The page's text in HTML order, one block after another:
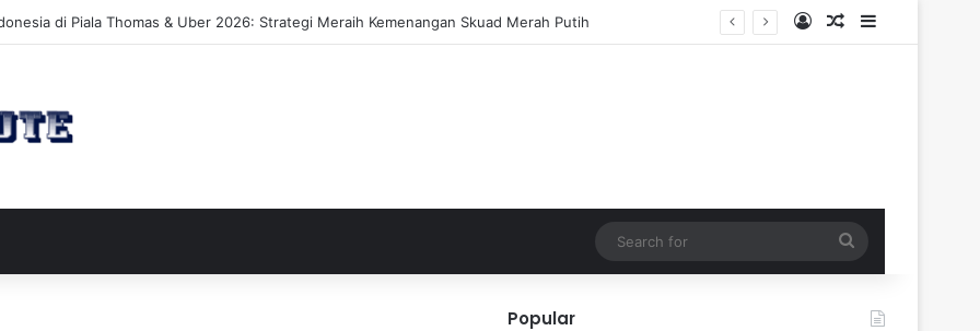
Perluasan Lahan 65 Hektar untuk Pengembangan Sektor Wisata Log InRandom Article
Sidebar
for
Popular